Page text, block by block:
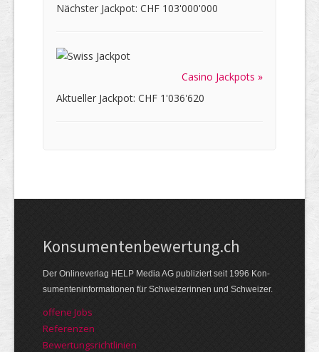
Nächster Jackpot: CHF 103'000'000
Casino Jackpots »
Aktueller Jackpot: CHF 1'036'620
Kon­su­menten­be­wer­tung.ch
Der Online­verlag HELP Media AG publi­ziert seit 1996 Kon­
su­menten­infor­mationen für Schwei­zerinnen und Schweizer.
offene Jobs
Referenzen
Bewer­tungs­richt­linien